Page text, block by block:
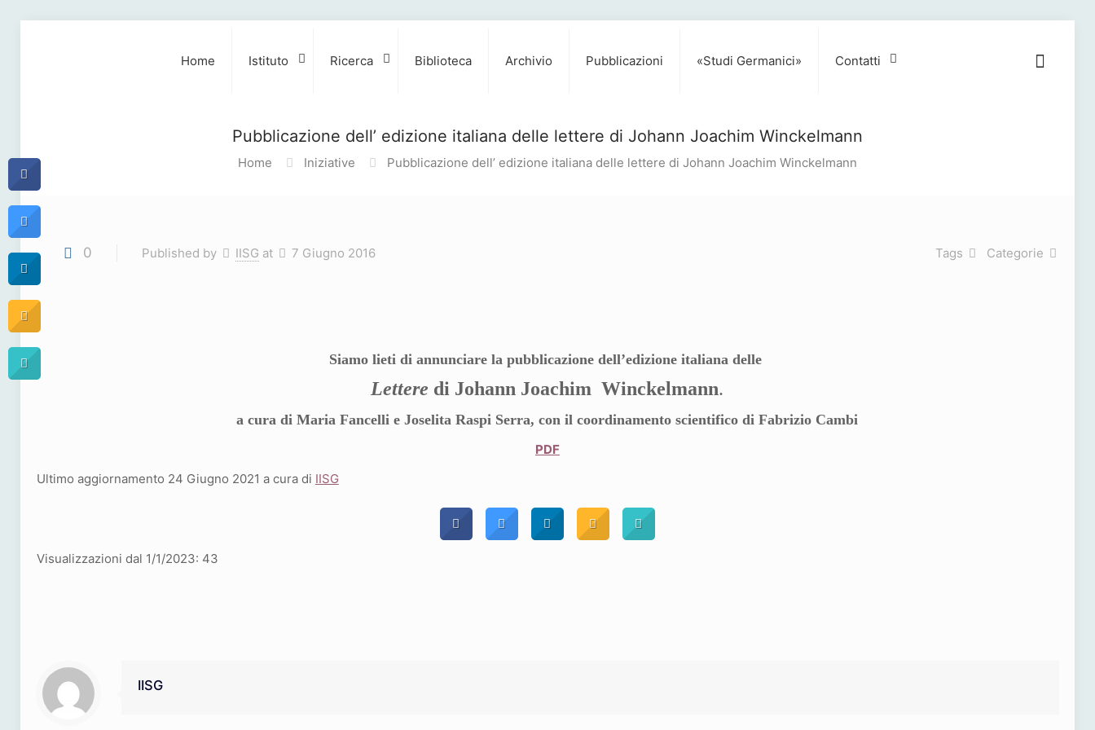
Home Istituto Ricerca Biblioteca Archivio Pubblicazioni «Studi Germanici» Contatti
Pubblicazione dell’ edizione italiana delle lettere di Johann Joachim Winckelmann
Home Iniziative Pubblicazione dell’ edizione italiana delle lettere di Johann Joachim Winckelmann
0 Published by IISG at 7 Giugno 2016 Categorie
Tags
Siamo lieti di annunciare la pubblicazione dell’edizione italiana delle
Lettere di Johann Joachim Winckelmann.
a cura di Maria Fancelli e Joselita Raspi Serra, con il coordinamento scientifico di Fabrizio Cambi
PDF
Ultimo aggiornamento 24 Giugno 2021 a cura di IISG
Visualizzazioni dal 1/1/2023: 43
IISG